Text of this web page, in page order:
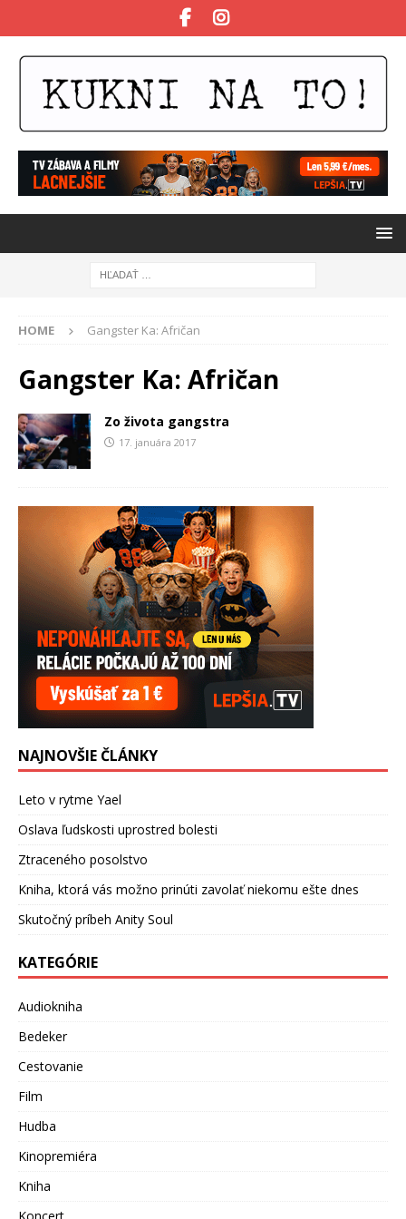
HOME Gangster Ka: Afričan
Gangster Ka: Afričan
Zo života gangstra
17. januára 2017
NAJNOVŠIE ČLÁNKY
Leto v rytme Yael
Oslava ľudskosti uprostred bolesti
Ztraceného posolstvo
Kniha, ktorá vás možno prinúti zavolať niekomu ešte dnes
Skutočný príbeh Anity Soul
KATEGÓRIE
Audiokniha
Bedeker
Cestovanie
Film
Hudba
Kinopremiéra
Kniha
Koncert